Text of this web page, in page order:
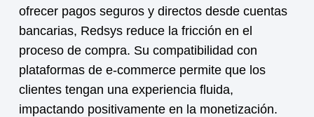
ofrecer pagos seguros y directos desde cuentas
bancarias, Redsys reduce la fricción en el
proceso de compra. Su compatibilidad con
plataformas de e-commerce permite que los
clientes tengan una experiencia fluida,
impactando positivamente en la monetización.